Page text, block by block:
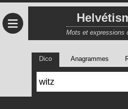
≡ Mots et expressions
Dico Anagrammes